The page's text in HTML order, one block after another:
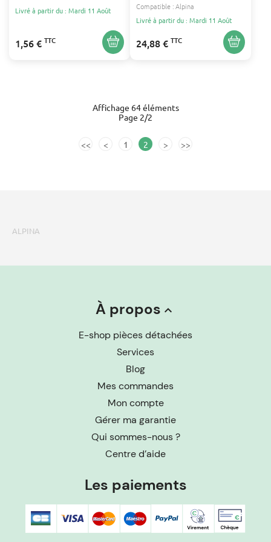
Livré à partir du : Mardi 11 Août
1,56 € TTC
Compatible :Alpina
Livré à partir du : Mardi 11 Août
24,88 € TTC
Affichage 64 éléments
Page 2/2
<< < 1 2 > >>
ALPINA
À propos keyboard_arrow_up
E-shop pièces détachées
Services
Blog
Mes commandes
Mon compte
Gérer ma garantie
Qui sommes-nous ?
Centre d’aide
Les paiements